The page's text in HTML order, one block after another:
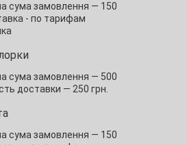
сума замовлення — 150
- по тарифам
сума замовлення — 500
доставки — 250 грн.
сума замовлення — 150